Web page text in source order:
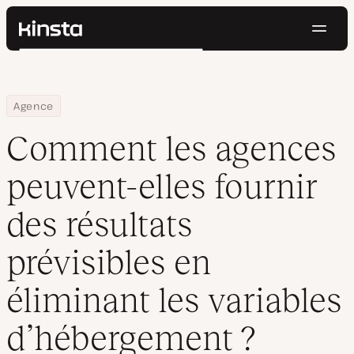
Kinsta®
Prix
Contact
Rechercher
Home
Centre de ressources
Blog
Agence
Comment les agences peuvent-elles fournir des résultats
Comment les agences
peuvent-elles fournir
des résultats
prévisibles en
éliminant les variables
d’hébergement ?